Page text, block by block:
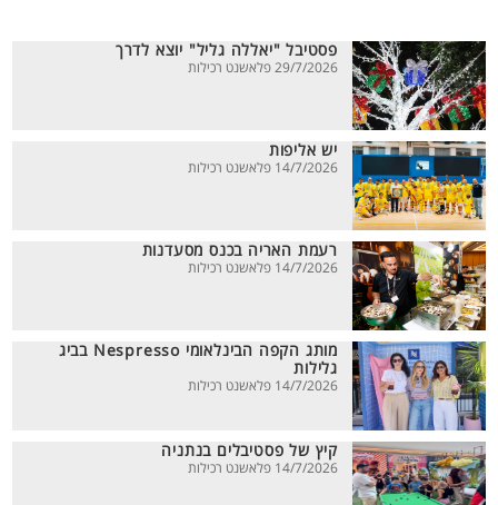
פסטיבל "יאללה גליל" יוצא לדרך
29/7/2026 פלאשנט רכילות
יש אליפות
14/7/2026 פלאשנט רכילות
רעמת האריה בכנס מסעדנות
14/7/2026 פלאשנט רכילות
מותג הקפה הבינלאומי Nespresso בביג
גלילות
14/7/2026 פלאשנט רכילות
קיץ של פסטיבלים בנתניה
14/7/2026 פלאשנט רכילות